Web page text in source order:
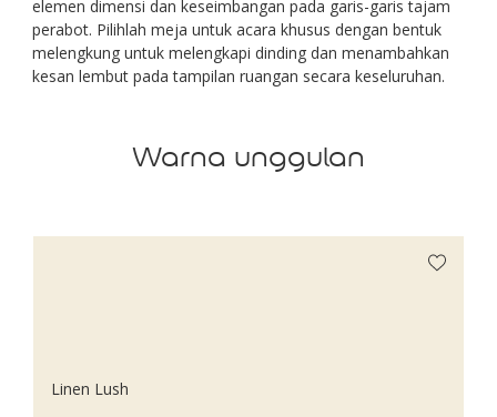
elemen dimensi dan keseimbangan pada garis-garis tajam
perabot. Pilihlah meja untuk acara khusus dengan bentuk
melengkung untuk melengkapi dinding dan menambahkan
kesan lembut pada tampilan ruangan secara keseluruhan.
Warna unggulan
Linen Lush